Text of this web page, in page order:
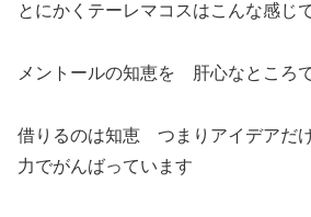
とにかくテーレマコスはこんな感じ
メントールの知恵を 肝心なところ
借りるのは知恵 つまりアイデアだ
力でがんばっています